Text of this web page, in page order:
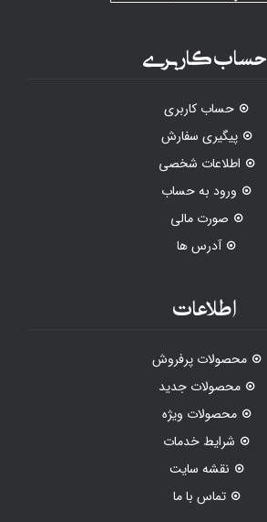
حساب کاربری
حساب کاربری
پیگیری سفارش
اطلاعات شخصی
ورود به حساب
صورت مالی
آدرس ها
اطلاعات
محصولات پرفروش
محصولات جدید
محصولات ویژه
شرایط خدمات
نقشه سایت
تماس با ما